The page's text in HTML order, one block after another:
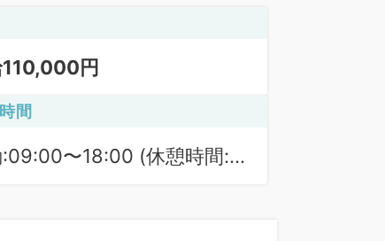
110,000円
間
:09:00〜18:00 (休憩時間: